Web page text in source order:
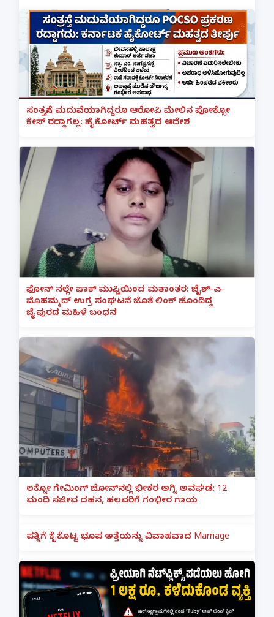
ಸಂತ್ರಸ್ತೆಗೆ ಮದುವೆಯಾಗಿದ್ದರೂ ಆರೋಪಿ ಮೇಲಿನ ಪೋಕ್ಸೋ
ಕೇಸ್ ರದ್ದಾಗಲ್ಲ: ಹೈಕೋರ್ಟ್ ಮಹತ್ವದ ಆದೇಶ
ಫೋನ್ ನಲ್ಲೇ ಪಾಕ್ ಮುಫ್ತಿಯಿಂದ ಮತಾಂತರ: ಜೈಶ್-ಎ-
ಮೊಹಮ್ಮದ್ ಉಗ್ರ ಸಂಘಟನೆ ಜೊತೆ ಲಿಂಕ್ ಹೊಂದಿದ್ದ
ಜೈಪುರದ ಮಹಿಳೆ ಬಂಧನ!
ಲಕ್ನೋ ಗೇಮಿಂಗ್ ಜೋನ್‌ನಲ್ಲಿ ಭೀಕರ ಅಗ್ನಿ ಅವಘಡ: 12
ಮಂದಿ ಸಜೀವ ದಹನ, ಹಲವರಿಗೆ ಗಂಭೀರ ಗಾಯ
ಪತ್ನಿಗೆ ಕೈಕೊಟ್ಟ ಭೂಪ ಅತ್ತೆಯನ್ನು ವಿವಾಹವಾದ Marriage